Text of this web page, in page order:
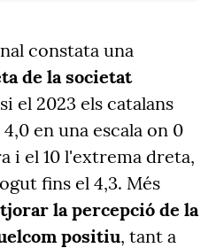
constata una
de la societat
el 2023 els catalans
en una escala on 0
i el 10 l'extrema dreta,
fins el 4,3. Més
la percepció de la
positiu, tant a